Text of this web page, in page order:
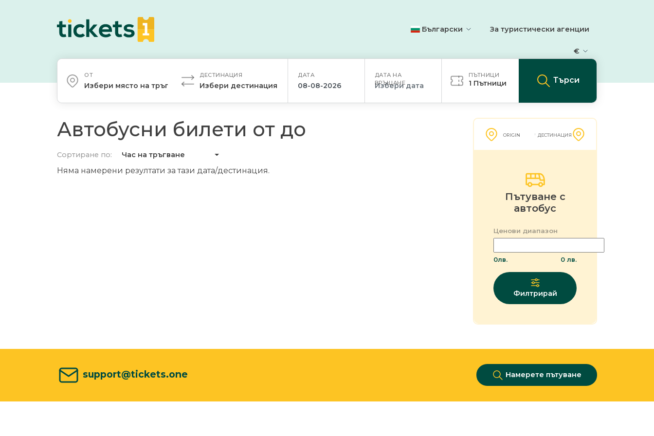
Български За туристически агенции
€
ОТ
Избери място на тръгване
ДЕСТИНАЦИЯ
Избери дестинация
ДАТА
ДАТА НА
ВРЪЩАНЕ
ПЪТНИЦИ
1 Пътници Търси
Автобусни билети от до
Сортиране по: Час на тръгване
Няма намерени резултати за тази дата/дестинация.
ORIGIN ДЕСТИНАЦИЯ
Пътуване с
автобус
Ценови диапазон
0лв. 0 лв.
Филтрирай
support@tickets.one Намерете пътуване